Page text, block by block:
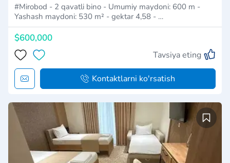
#Mirobod - 2 qavatli bino - Umumiy maydoni: 600 m -
Yashash maydoni: 530 m² - gektar 4,58 - …
$600,000
Tavsiya eting
Kontaktlarni ko'rsatish